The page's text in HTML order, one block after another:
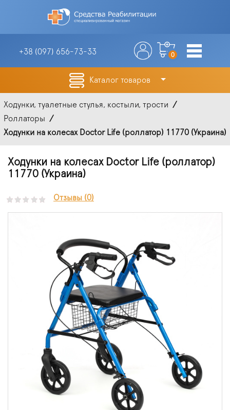
+38 (097) 656-73-33 0
Каталог товаров
Ходунки, туалетные стулья, костыли, трости
Роллаторы
Ходунки на колесах Doctor Life (роллатор) 11770 (Украина)
Ходунки на колесах Doctor Life (роллатор)
11770 (Украина)
Отзывы (0)